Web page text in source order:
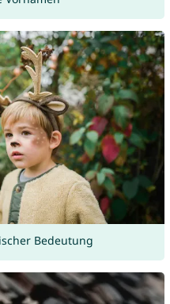
Bedeutung